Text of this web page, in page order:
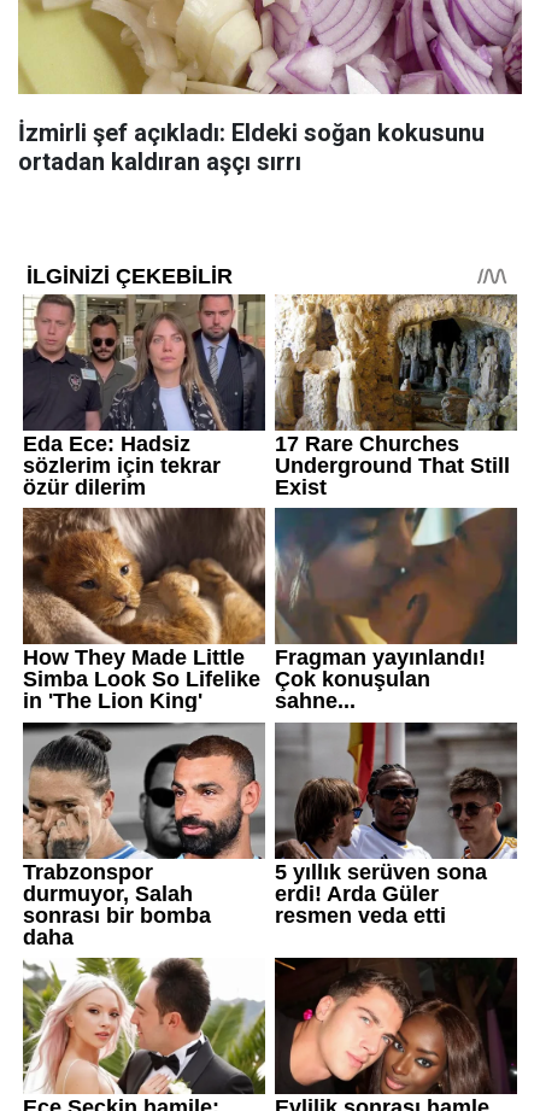
İzmirli şef açıkladı: Eldeki soğan kokusunu
ortadan kaldıran aşçı sırrı